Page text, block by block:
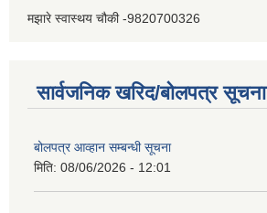
मझारे स्वास्थय चौकी -9820700326
सार्वजनिक खरिद/बोलपत्र सूचना
बोलपत्र आव्हान सम्बन्धी सूचना
मिति: 08/06/2026 - 12:01